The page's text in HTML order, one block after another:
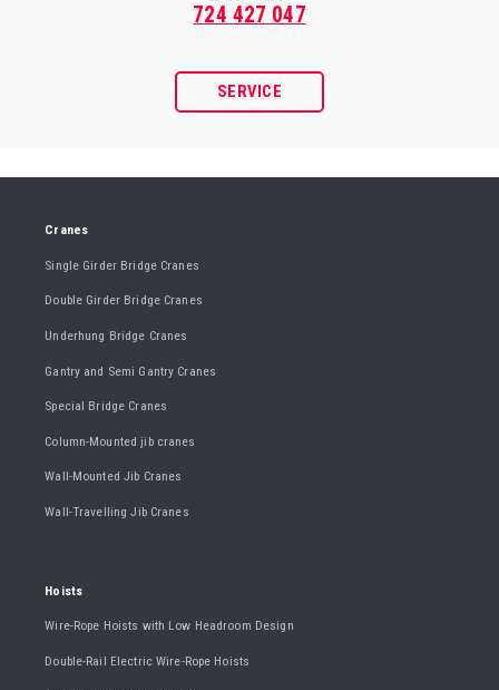
724 427 047
SERVICE
Cranes
Single Girder Bridge Cranes
Double Girder Bridge Cranes
Underhung Bridge Cranes
Gantry and Semi Gantry Cranes
Special Bridge Cranes
Column-Mounted jib cranes
Wall-Mounted Jib Cranes
Wall-Travelling Jib Cranes
Hoists
Wire-Rope Hoists with Low Headroom Design
Double-Rail Electric Wire-Rope Hoists